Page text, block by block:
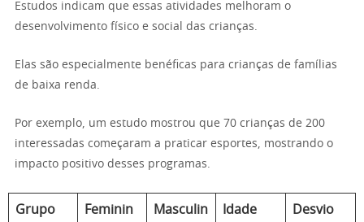
Estudos indicam que essas atividades melhoram o
desenvolvimento físico e social das crianças.
Elas são especialmente benéficas para crianças de famílias
de baixa renda.
Por exemplo, um estudo mostrou que 70 crianças de 200
interessadas começaram a praticar esportes, mostrando o
impacto positivo desses programas.
Grupo
Feminin
Masculin
Idade
Desvio